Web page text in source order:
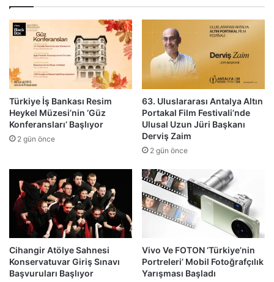
Türkiye İş Bankası Resim
Heykel Müzesi’nin ‘Güz
Konferansları’ Başlıyor
2 gün önce
63. Uluslararası Antalya Altın
Portakal Film Festivali’nde
Ulusal Uzun Jüri Başkanı
Derviş Zaim
2 gün önce
Cihangir Atölye Sahnesi
Konservatuvar Giriş Sınavı
Başvuruları Başlıyor
Vivo Ve FOTON ‘Türkiye’nin
Portreleri’ Mobil Fotoğrafçılık
Yarışması Başladı